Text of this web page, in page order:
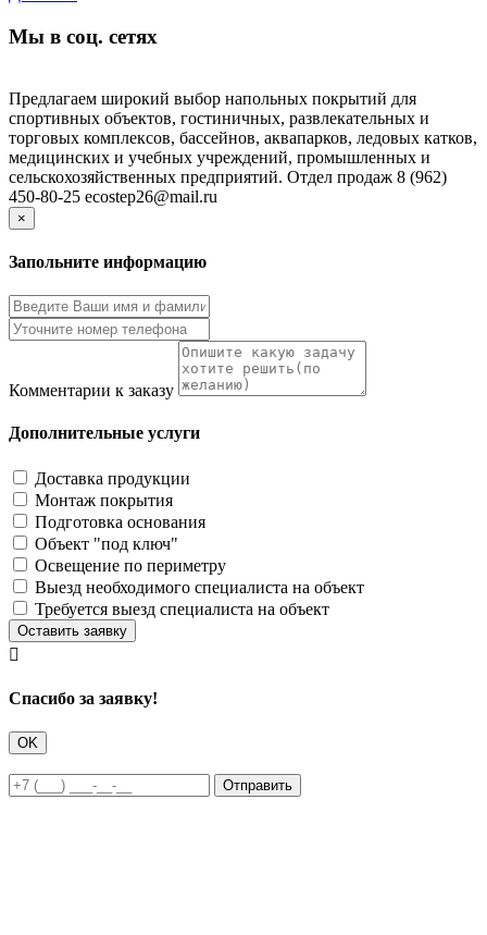
Мы в соц. сетях
Предлагаем широкий выбор напольных покрытий для
спортивных объектов, гостиничных, развлекательных и
торговых комплексов, бассейнов, аквапарков, ледовых катков,
медицинских и учебных учреждений, промышленных и
сельскохозяйственных предприятий. Отдел продаж 8 (962)
450-80-25 ecostep26@mail.ru
×
Запольните информацию
Комментарии к заказу
Дополнительные услуги
Доставка продукции
Монтаж покрытия
Подготовка основания
Объект "под ключ"
Освещение по периметру
Выезд необходимого специалиста на объект
Требуется выезд специалиста на объект
Оставить заявку

Cпасибо за заявку!
OK
Отправить